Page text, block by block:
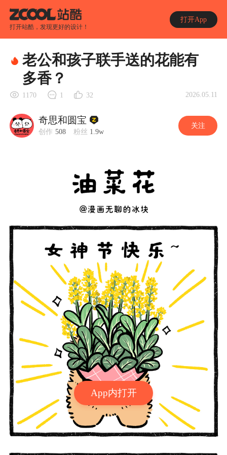
打开站酷，发现更好的设计！
打开App
App内打开
老公和孩子联手送的花能有
多香？
1170 1 32 2026.05.11
奇思和圆宝
创作 508 粉丝 1.9w
关注